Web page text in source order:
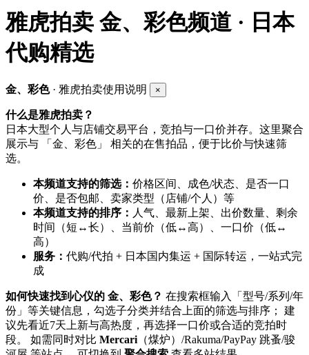
雅虎拍卖 金、彩色频道 · 日本
代购精选
金、彩色· 雅虎拍卖使用说明 ×
什么是雅虎拍卖？
日本大型个人与店铺交易平台，竞拍与一口价并存。这里聚合
展示与 「金、彩色」 相关的在售拍品，便于比价与快速筛
选。
本频道支持的筛选： 价格区间、成色/状态、是否一口
价、是否包邮、卖家类型（店铺/个人）等
本频道支持的排序： 人气、最新上架、出价数量、剩余
时间（短↔长）、当前价（低↔高）、一口价（低↔
高）
服务： 代购/代拍 + 日本国内集运 + 国际转运，一站式完
成
如何快速找到心仪的 金、彩色？ 在搜索框输入「型号/系列/年
份」等关键信息，勾选子分类并结合上面的筛选与排序； 建
议先看近7天上新与高热度，再选择一口价或合适的竞拍时
段。 如需同时对比 Mercari （煤炉）/Rakuma/PayPay 跳蚤/骏